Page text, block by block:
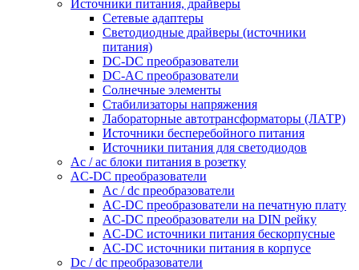
Источники питания, драйверы
Сетевые адаптеры
Светодиодные драйверы (источники
питания)
DC-DC преобразователи
DC-AC преобразователи
Солнечные элементы
Стабилизаторы напряжения
Лабораторные автотрансформаторы (ЛАТР)
Источники бесперебойного питания
Источники питания для светодиодов
Ac / ac блоки питания в розетку
AC-DC преобразователи
Ac / dc преобразователи
AC-DC преобразователи на печатную плату
AC-DC преобразователи на DIN рейку
AC-DC источники питания бескорпусные
AC-DC источники питания в корпусе
Dc / dc преобразователи